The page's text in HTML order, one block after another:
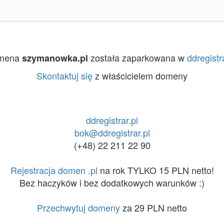
szymanowka.pl została zaparkowana w
Skontaktuj sięz właścicielem domeny
ddregistrar.pl
bok@ddregistrar.pl
(+48) 22 211 22 90
Rejestracja domen .pl na rok TYLKO 15 PLN netto!
Bez haczyków i bez dodatkowych warunków :)
Przechwytuj domenyza 29 PLN netto